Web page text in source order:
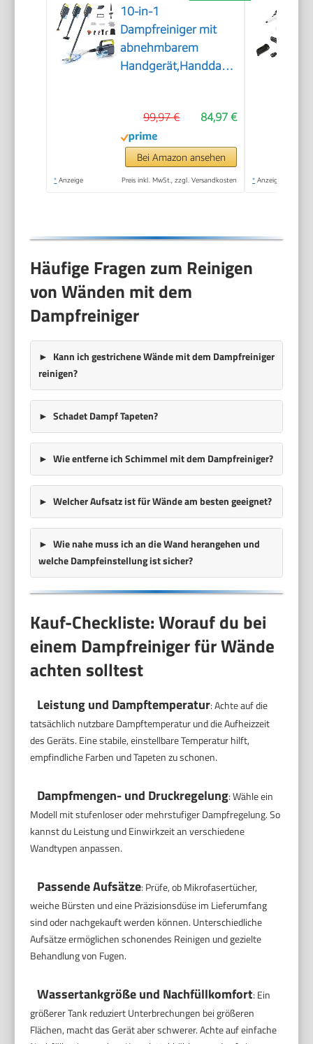
10-in-1
Dampfreiniger mit
abnehmbarem
Handgerät,Handdampfreiniger
84,97 €
99,97 €
Bei Amazon ansehen
* Anzeige Preis inkl. MwSt., zzgl. Versandkosten * Anzeige
Häufige Fragen zum Reinigen
von Wänden mit dem
Dampfreiniger
Kann ich gestrichene Wände mit dem Dampfreiniger
reinigen?
Schadet Dampf Tapeten?
Wie entferne ich Schimmel mit dem Dampfreiniger?
Welcher Aufsatz ist für Wände am besten geeignet?
Wie nahe muss ich an die Wand herangehen und
welche Dampfeinstellung ist sicher?
Kauf-Checkliste: Worauf du bei
einem Dampfreiniger für Wände
achten solltest
Leistung und Dampftemperatur: Achte auf die
tatsächlich nutzbare Dampftemperatur und die Aufheizzeit
des Geräts. Eine stabile, einstellbare Temperatur hilft,
empfindliche Farben und Tapeten zu schonen.
Dampfmengen- und Druckregelung: Wähle ein
Modell mit stufenloser oder mehrstufiger Dampfregelung. So
kannst du Leistung und Einwirkzeit an verschiedene
Wandtypen anpassen.
Passende Aufsätze: Prüfe, ob Mikrofasertücher,
weiche Bürsten und eine Präzisionsdüse im Lieferumfang
sind oder nachgekauft werden können. Unterschiedliche
Aufsätze ermöglichen schonendes Reinigen und gezielte
Behandlung von Fugen.
Wassertankgröße und Nachfüllkomfort: Ein
größerer Tank reduziert Unterbrechungen bei größeren
Flächen, macht das Gerät aber schwerer. Achte auf einfache